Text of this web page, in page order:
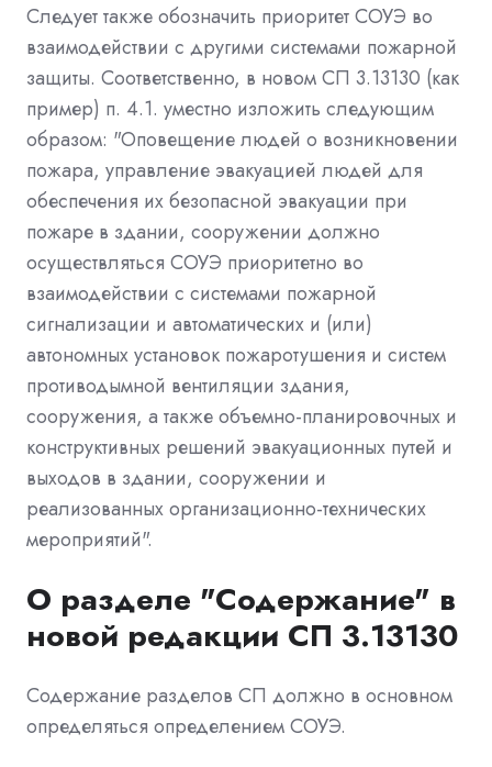
Следует также обозначить приоритет СОУЭ во
взаимодействии с другими системами пожарной
защиты. Соответственно, в новом СП 3.13130 (как
пример) п. 4.1. уместно изложить следующим
образом: "Оповещение людей о возникновении
пожара, управление эвакуацией людей для
обеспечения их безопасной эвакуации при
пожаре в здании, сооружении должно
осуществляться СОУЭ приоритетно во
взаимодействии с системами пожарной
сигнализации и автоматических и (или)
автономных установок пожаротушения и систем
противодымной вентиляции здания,
сооружения, а также объемно-планировочных и
конструктивных решений эвакуационных путей и
выходов в здании, сооружении и
реализованных организационно-технических
мероприятий".
О разделе "Содержание" в
новой редакции СП 3.13130
Содержание разделов СП должно в основном
определяться определением СОУЭ.